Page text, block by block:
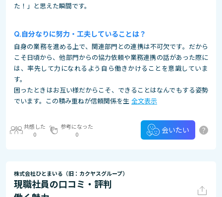
た！」と思えた瞬間です。
自分なりに努力・工夫していることは？
自身の業務を進める上で、関連部門との連携は不可欠です。だから
こそ日頃から、他部門からの協力依頼や業務連携の話があった際に
は、率先して力になれるよう自ら働きかけることを意識していま
す。
困ったときはお互い様だからこそ、できることはなんでもする姿勢
でいます。この積み重ねが信頼関係を生 全文表示
共感した
0
参考になった
0
会いたい ?
株式会社ひとまいる（旧：カクヤスグループ）
現職社員の口コミ・評判